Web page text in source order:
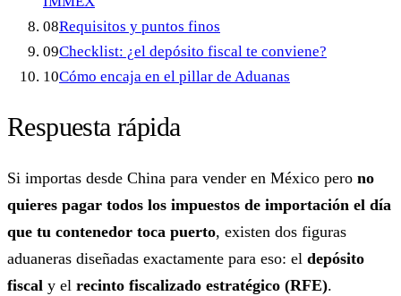
08Requisitos y puntos finos
09Checklist: ¿el depósito fiscal te conviene?
10Cómo encaja en el pillar de Aduanas
Respuesta rápida
Si importas desde China para vender en México pero no
quieres pagar todos los impuestos de importación el día
que tu contenedor toca puerto, existen dos figuras
aduaneras diseñadas exactamente para eso: el depósito
fiscal y el recinto fiscalizado estratégico (RFE).